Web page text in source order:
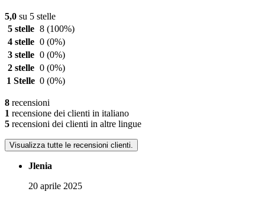
5,0 su 5 stelle
5 stelle 8 (100%)
4 stelle 0 (0%)
3 stelle 0 (0%)
2 stelle 0 (0%)
1 Stelle 0 (0%)
8 recensioni
1 recensione dei clienti in italiano
5 recensioni dei clienti in altre lingue
Visualizza tutte le recensioni clienti.
Jlenia
20 aprile 2025